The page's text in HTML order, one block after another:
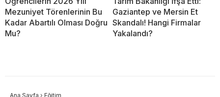
Mezuniyet Törenlerinin Bu
Kadar Abartılı Olması Doğru
Mu?
Gaziantep ve Mersin Et
Skandalı! Hangi Firmalar
Yakalandı?
Ana Sayfa › Eğitim